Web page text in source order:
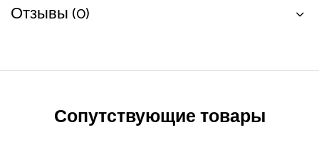
Отзывы (0)
Сопутствующие товары